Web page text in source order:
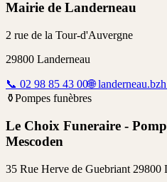
Mairie de Landerneau
2 rue de la Tour-d'Auvergne
29800 Landerneau
📞 02 98 85 43 00🌐 landerneau.bzh
⚱️Pompes funèbres
Le Choix Funeraire -
Mescoden
35 Rue Herve de Guebriant 29800